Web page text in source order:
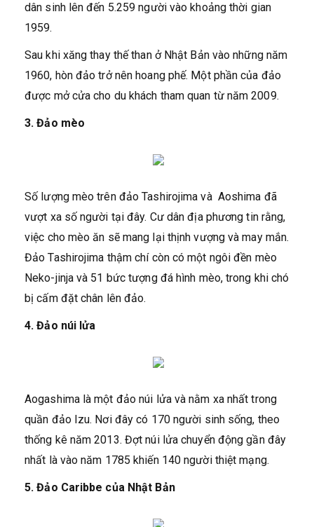
dân sinh lên đến 5.259 người vào khoảng thời gian
1959.
Sau khi xăng thay thế than ở Nhật Bản vào những năm
1960, hòn đảo trở nên hoang phế. Một phần của đảo
được mở cửa cho du khách tham quan từ năm 2009.
3. Đảo mèo
Số lượng mèo trên đảo Tashirojima và Aoshima đã
vượt xa số người tại đây. Cư dân địa phương tin rằng,
việc cho mèo ăn sẽ mang lại thịnh vượng và may mắn.
Đảo Tashirojima thậm chí còn có một ngôi đền mèo
Neko-jinja và 51 bức tượng đá hình mèo, trong khi chó
bị cấm đặt chân lên đảo.
4. Đảo núi lửa
Aogashima là một đảo núi lửa và nằm xa nhất trong
quần đảo Izu. Nơi đây có 170 người sinh sống, theo
thống kê năm 2013. Đợt núi lửa chuyển động gần đây
nhất là vào năm 1785 khiến 140 người thiệt mạng.
5. Đảo Caribbe của Nhật Bản